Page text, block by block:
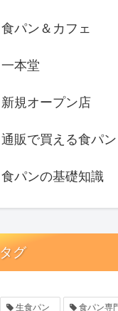
食パン＆カフェ
一本堂
新規オープン店
通販で買える食パン
食パンの基礎知識
タグ
生食パン 食パン専